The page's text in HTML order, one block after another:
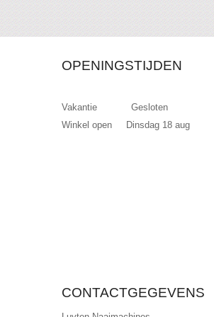
OPENINGSTIJDEN
Vakantie Gesloten
Winkel open Dinsdag 18 aug
CONTACTGEGEVENS